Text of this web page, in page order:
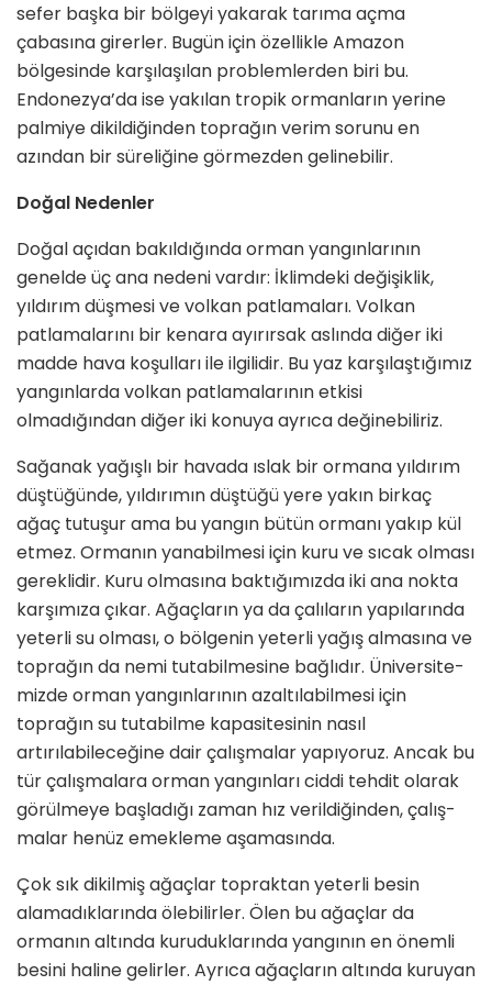
sefer başka bir bölgeyi yakarak ta­rıma açma
çabasına girerler. Bugün için özellikle Amazon
bölgesinde karşılaşılan problemlerden biri bu.
Endonezya’da ise yakılan tropik ormanların yerine
palmiye dikildi­ğinden toprağın verim sorunu en
azından bir süreliğine görmezden gelinebilir.
Doğal Nedenler
Doğal açıdan bakıldığında orman yangınlarının
genelde üç ana nede­ni vardır: İklimdeki değişiklik,
yıldı­rım düşmesi ve volkan patlamaları. Volkan
patlamalarını bir kenara ayı­rırsak aslında diğer iki
madde hava koşulları ile ilgilidir. Bu yaz karşı­laştığımız
yangınlarda volkan patla­malarının etkisi
olmadığından diğer iki konuya ayrıca değinebiliriz.
Sağanak yağışlı bir havada ıslak bir ormana yıldırım
düştüğünde, yıl­dırımın düştüğü yere yakın birkaç
ağaç tutuşur ama bu yangın bütün ormanı yakıp kül
etmez. Ormanın yanabilmesi için kuru ve sıcak olma­sı
gereklidir. Kuru olmasına baktığı­mızda iki ana nokta
karşımıza çıkar. Ağaçların ya da çalıların yapılarında
yeterli su olması, o bölgenin yeterli yağış almasına ve
toprağın da nemi tutabilmesine bağlıdır. Üniversite­
mizde orman yangınlarının azaltı­labilmesi için
toprağın su tutabilme kapasitesinin nasıl
artırılabileceğine dair çalışmalar yapıyoruz. Ancak bu
tür çalışmalara orman yangınları ciddi tehdit olarak
görülmeye başla­dığı zaman hız verildiğinden, çalış­
malar henüz emekleme aşamasında.
Çok sık dikilmiş ağaçlar topraktan yeterli besin
alamadıklarında ölebi­lirler. Ölen bu ağaçlar da
ormanın altında kuruduklarında yangının en önemli
besini haline gelirler. Ayrıca ağaçların altında kuruyan